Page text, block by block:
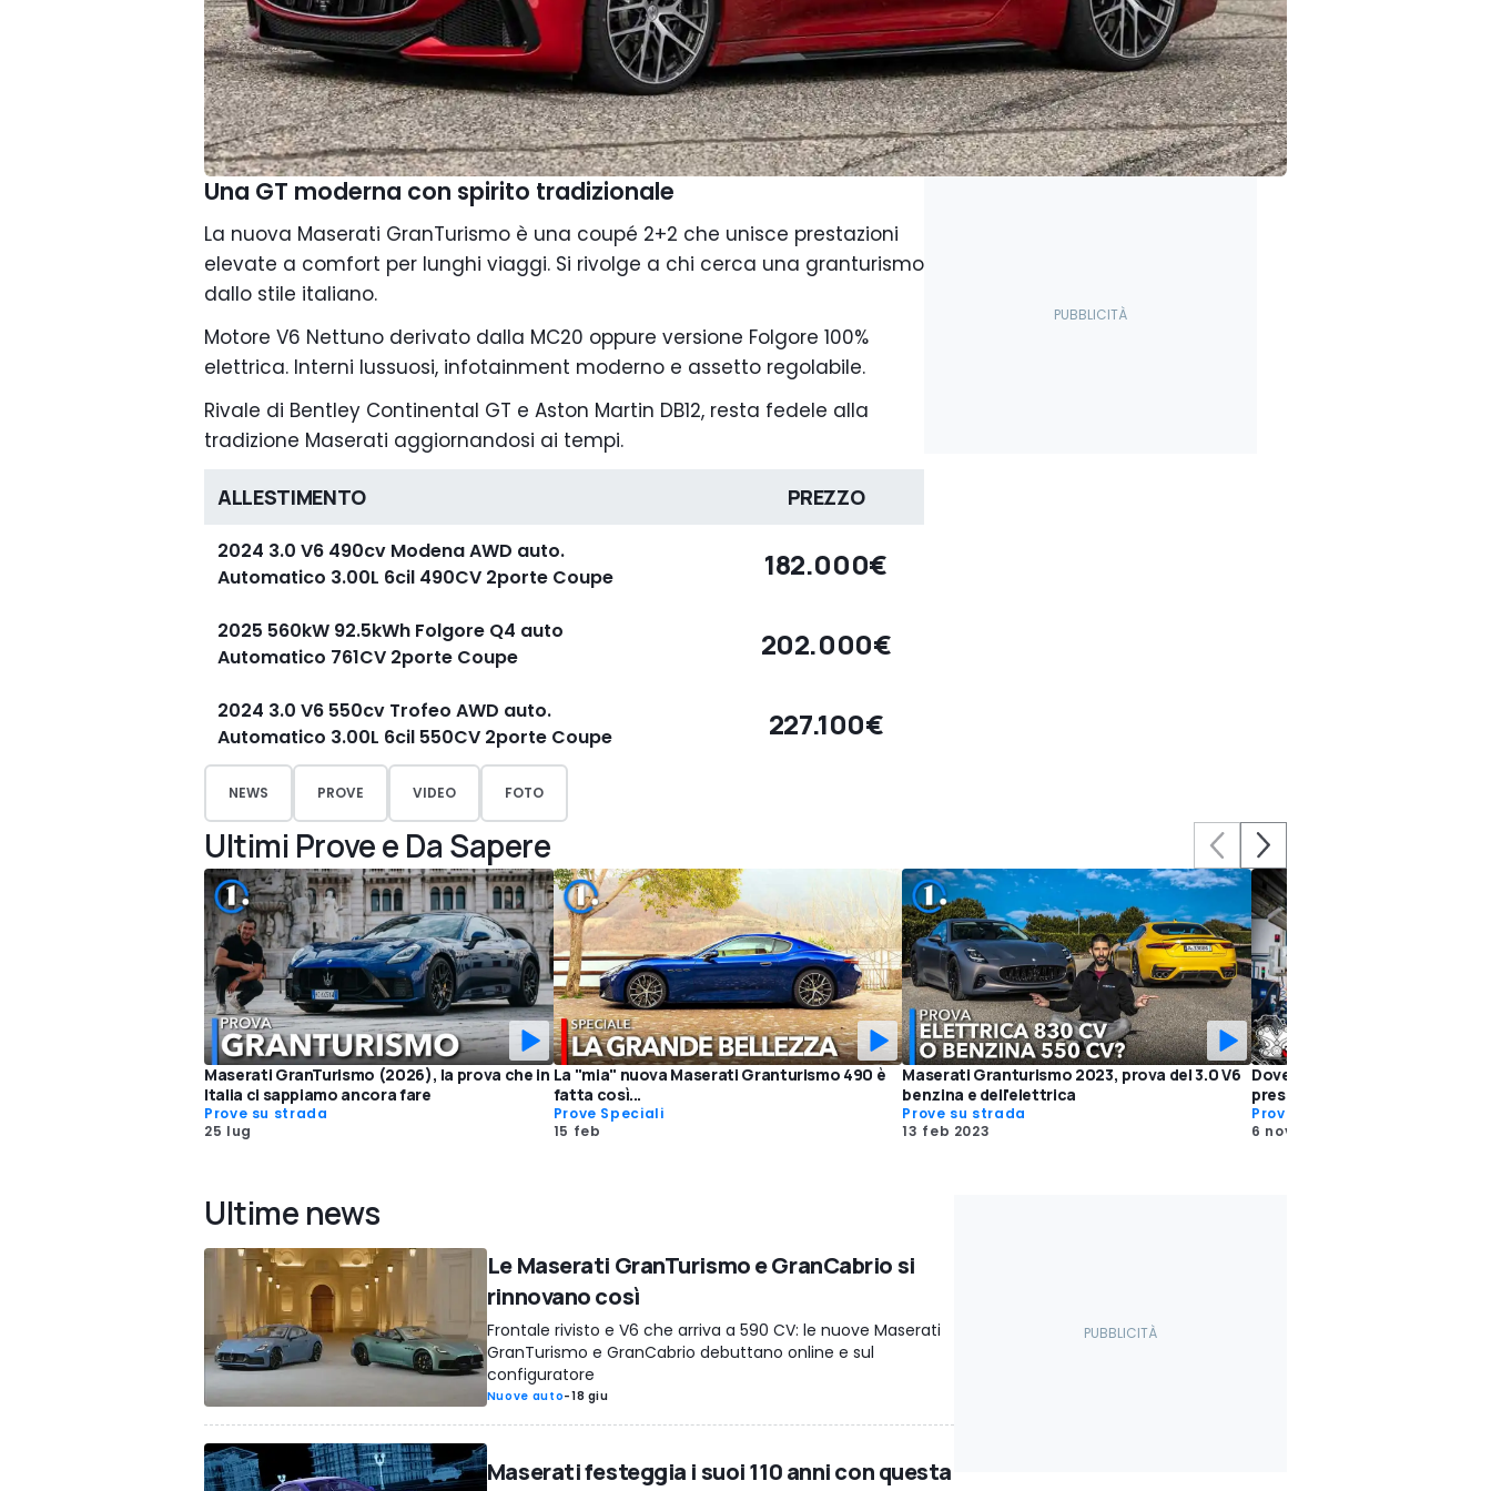
Una GT moderna con spirito tradizionale
La nuova Maserati GranTurismo è una coupé 2+2 che unisce prestazioni
elevate a comfort per lunghi viaggi. Si rivolge a chi cerca una granturismo
dallo stile italiano.
Motore V6 Nettuno derivato dalla MC20 oppure versione Folgore 100%
elettrica. Interni lussuosi, infotainment moderno e assetto regolabile.
Rivale di Bentley Continental GT e Aston Martin DB12, resta fedele alla
tradizione Maserati aggiornandosi ai tempi.
ALLESTIMENTO PREZZO
2024 3.0 V6 490cv Modena AWD auto.
Automatico 3.00L 6cil 490CV 2porte Coupe
182.000€
2025 560kW 92.5kWh Folgore Q4 auto
Automatico 761CV 2porte Coupe
202.000€
2024 3.0 V6 550cv Trofeo AWD auto.
Automatico 3.00L 6cil 550CV 2porte Coupe
227.100€
NEWS PROVE VIDEO FOTO
Ultimi Prove e Da Sapere
Maserati GranTurismo (2026), la prova che in
Italia ci sappiamo ancora fare
Prove su strada
25 lug
La "mia" nuova Maserati Granturismo 490 è
fatta così...
Prove Speciali
15 feb
Maserati Granturismo 2023, prova del 3.0 V6
benzina e dell'elettrica
Prove su strada
13 feb 2023
Dove nascono le Maserati di
presente e futuro (elettrico)
Prove Speciali
6 nov 2019
Ultime news
Le Maserati GranTurismo e GranCabrio si
rinnovano così
Frontale rivisto e V6 che arriva a 590 CV: le nuove Maserati
GranTurismo e GranCabrio debuttano online e sul
configuratore
Nuove auto-18 giu
Maserati festeggia i suoi 110 anni con questa